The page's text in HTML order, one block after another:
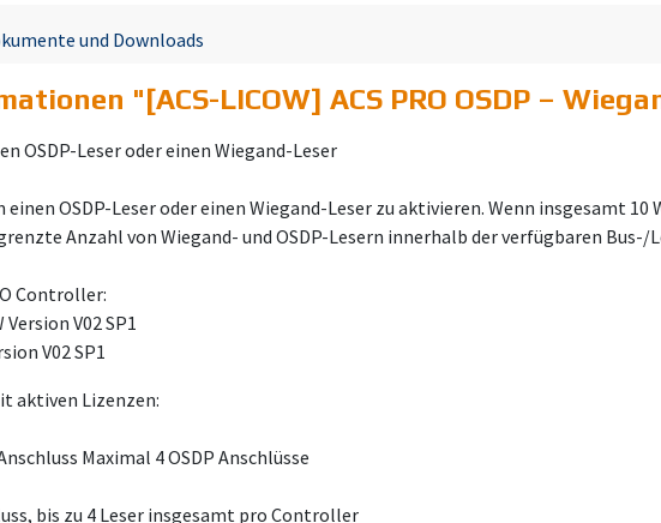
und Downloads
"[ACS-LICOW] ACS PRO OSDP –
OSDP-Leser oder einen Wiegand-Leser
einen OSDP-Leser oder einen Wiegand-Leser zu aktivieren. Wenn insgesamt
Anzahl von Wiegand- und OSDP-Lesern innerhalb der verfügbaren
Controller:
Version V02 SP1
V02 SP1
aktiven Lizenzen:
Maximal 4 OSDP Anschlüsse
bis zu 4 Leser insgesamt pro Controller